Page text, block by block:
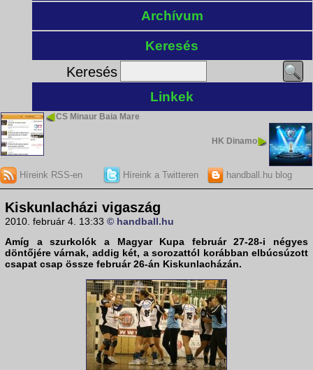
Archívum
Keresés
Keresés
Linkek
CS Minaur Baia Mare
HK Dinamo
Híreink RSS-en Híreink a Twitteren handball.hu blog
Kiskunlacházi vigaszág
2010. február 4. 13:33 © handball.hu
Amíg a szurkolók a Magyar Kupa február 27-28-i négyes
döntőjére várnak, addig két, a sorozattól korábban elbúcsúzott
csapat csap össze február 26-án Kiskunlacházán.